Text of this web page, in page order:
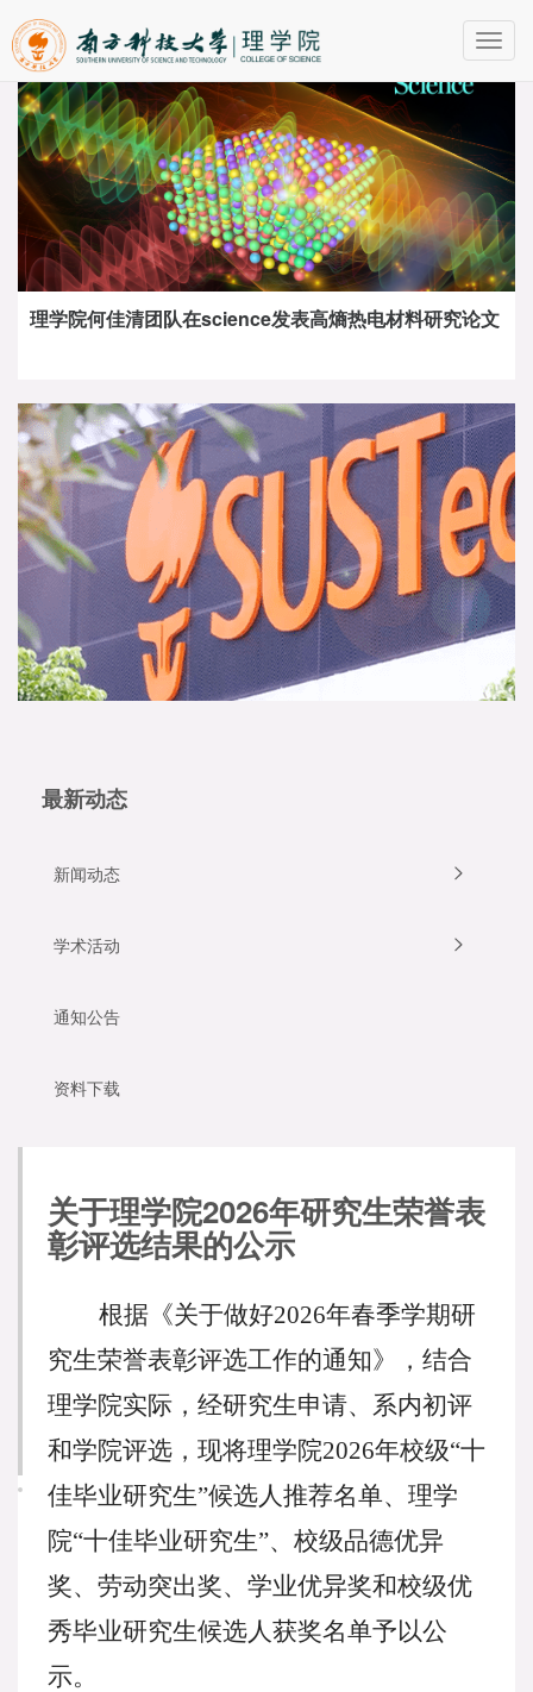
理学院何佳清团队在science发表高熵热电材料研究论文
最新动态
新闻动态
学术活动
通知公告
资料下载
关于理学院2026年研究生荣誉表
彰评选结果的公示
根据《关于做好2026年春季学期研
究生荣誉表彰评选工作的通知》，结合
理学院实际，经研究生申请、 系内初评
和学院评选 ，现将理学院2026年校级“十
佳毕业研究生”候选人推荐名单、理学
院“十佳毕业研究生”、 校级品德优异
奖、劳动突出奖、学业优异奖和校级优
秀毕业研究生候选人获奖名单予以公
示。